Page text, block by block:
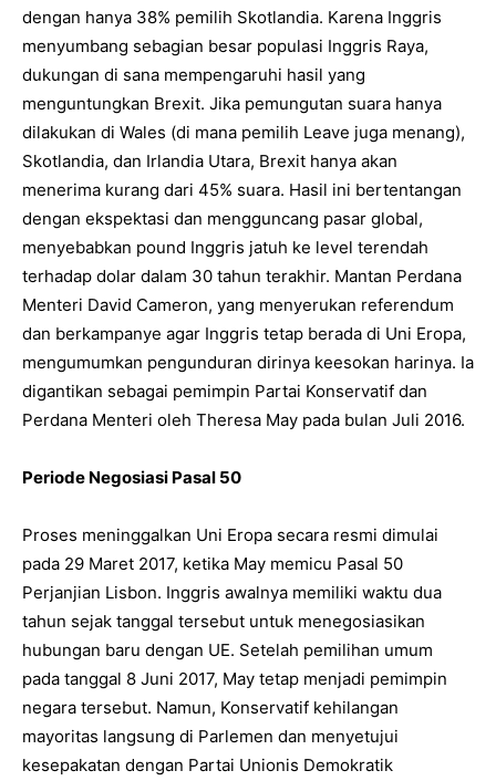
dengan hanya 38% pemilih Skotlandia. Karena Inggris
menyumbang sebagian besar populasi Inggris Raya,
dukungan di sana mempengaruhi hasil yang
menguntungkan Brexit. Jika pemungutan suara hanya
dilakukan di Wales (di mana pemilih Leave juga menang),
Skotlandia, dan Irlandia Utara, Brexit hanya akan
menerima kurang dari 45% suara. Hasil ini bertentangan
dengan ekspektasi dan mengguncang pasar global,
menyebabkan pound Inggris jatuh ke level terendah
terhadap dolar dalam 30 tahun terakhir. Mantan Perdana
Menteri David Cameron, yang menyerukan referendum
dan berkampanye agar Inggris tetap berada di Uni Eropa,
mengumumkan pengunduran dirinya keesokan harinya. Ia
digantikan sebagai pemimpin Partai Konservatif dan
Perdana Menteri oleh Theresa May pada bulan Juli 2016.
Periode Negosiasi Pasal 50
Proses meninggalkan Uni Eropa secara resmi dimulai
pada 29 Maret 2017, ketika May memicu Pasal 50
Perjanjian Lisbon. Inggris awalnya memiliki waktu dua
tahun sejak tanggal tersebut untuk menegosiasikan
hubungan baru dengan UE. Setelah pemilihan umum
pada tanggal 8 Juni 2017, May tetap menjadi pemimpin
negara tersebut. Namun, Konservatif kehilangan
mayoritas langsung di Parlemen dan menyetujui
kesepakatan dengan Partai Unionis Demokratik